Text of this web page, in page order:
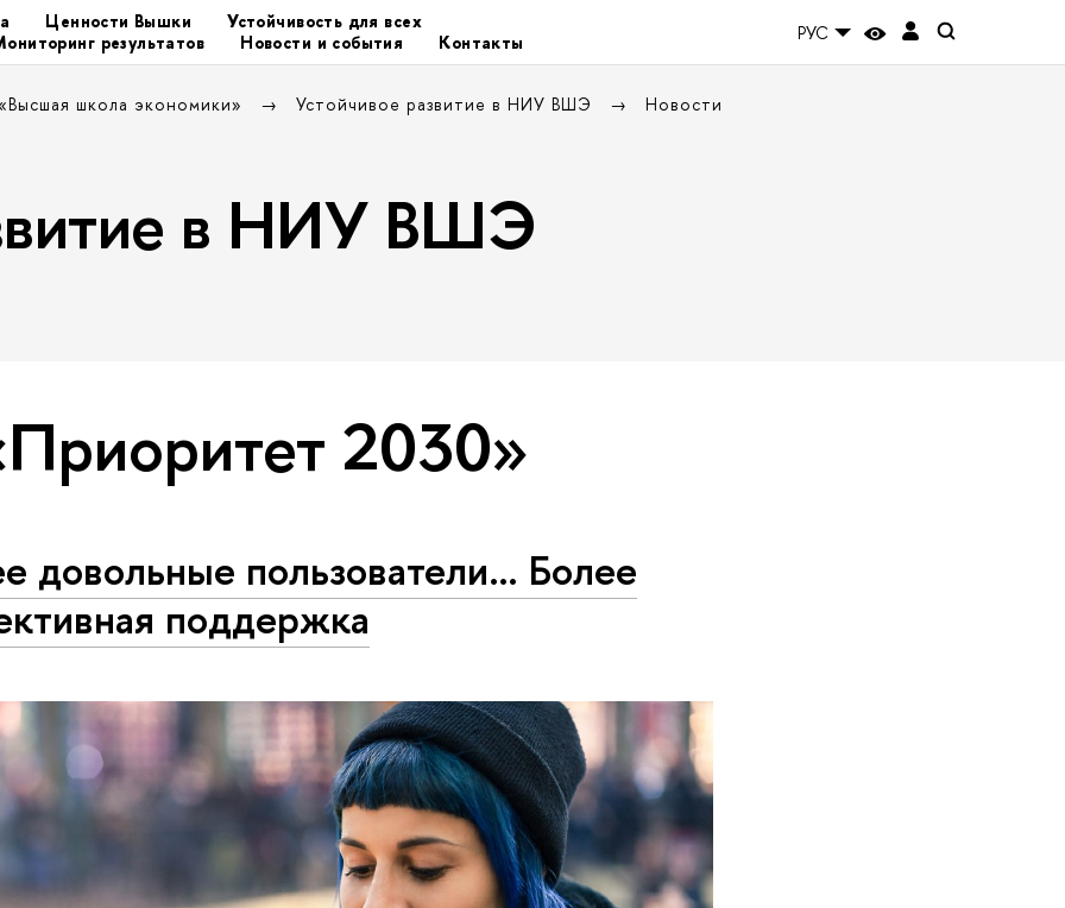
Ценности Вышки
Устойчивость для всех
результатов
Новости и события Контакты РУС
школа экономики» Устойчивое развитие в НИУ ВШЭ Новости
в НИУ ВШЭ
2030»
довольные пользователи… Более
поддержка